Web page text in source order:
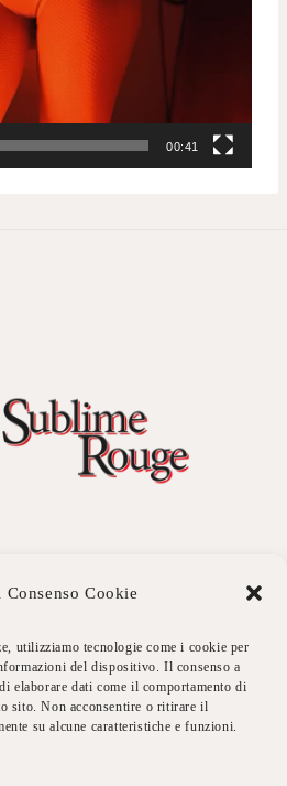
Consenso Cookie
utilizziamo tecnologie come i cookie per
del dispositivo. Il consenso a
elaborare dati come il comportamento di
sito. Non acconsentire o ritirare il
su alcune caratteristiche e funzioni.
00:41
86%
14%
0%
0%